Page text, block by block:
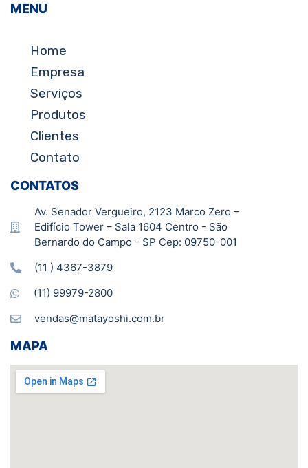
MENU
Home
Empresa
Serviços
Produtos
Clientes
Contato
CONTATOS
Av. Senador Vergueiro, 2123 Marco Zero –
Edifício Tower – Sala 1604 Centro - São
Bernardo do Campo - SP Cep: 09750-001
(11 ) 4367-3879
(11) 99979-2800
vendas@matayoshi.com.br
MAPA